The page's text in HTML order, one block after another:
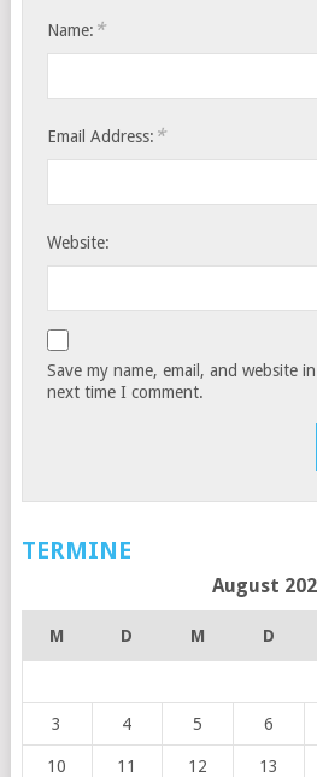
Name: *
Email Address: *
Website:
Save my name, email, and website
next time I comment.
TERMINE
August
M D M D
3 4 5 6
10 11 12 13